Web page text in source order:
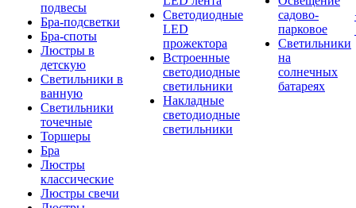
подвесы
Бра-подсветки
Бра-споты
Люстры в
детскую
Светильники в
ванную
Светильники
точечные
Торшеры
Бра
Люстры
классические
Люстры свечи
Светодиодные
LED
прожектора
Встроенные
светодиодные
светильники
Накладные
светодиодные
светильники
садово-
парковое
Светильники
на
солнечных
батареях